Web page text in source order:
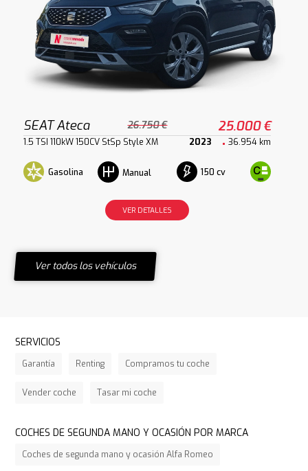
SEAT Ateca 26.750 € 25.000 €
1.5 TSI 110kW 150CV StSp Style XM 2023 36.954 km
Gasolina Manual 150 cv
VER DETALLES
Ver todos los vehículos
SERVICIOS
Garantía Renting Compramos tu coche
Vender coche Tasar mi coche
COCHES DE SEGUNDA MANO Y OCASIÓN POR MARCA
Coches de segunda mano y ocasión Alfa Romeo